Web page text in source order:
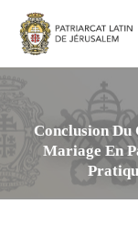
Conclusion Du
Mariage En